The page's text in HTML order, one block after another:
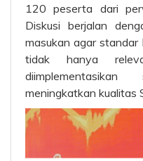
120 peserta dari
Diskusi berjalan
masukan agar standar
tidak hanya
meningkatkan kualitas